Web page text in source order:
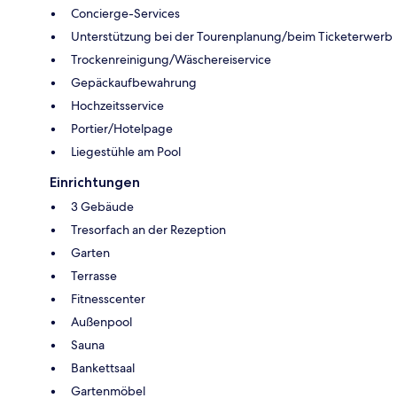
Concierge-Services
Unterstützung bei der Tourenplanung/beim Ticketerwerb
Trockenreinigung/Wäschereiservice
Gepäckaufbewahrung
Hochzeitsservice
Portier/Hotelpage
Liegestühle am Pool
Einrichtungen
3 Gebäude
Tresorfach an der Rezeption
Garten
Terrasse
Fitnesscenter
Außenpool
Sauna
Bankettsaal
Gartenmöbel